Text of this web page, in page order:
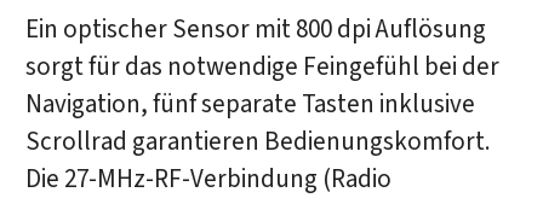
Ein optischer Sensor mit 800 dpi Auflösung
sorgt für das notwendige Feingefühl bei der
Navigation, fünf separate Tasten inklusive
Scrollrad garantieren Bedienungskomfort.
Die 27-MHz-RF-Verbindung (Radio